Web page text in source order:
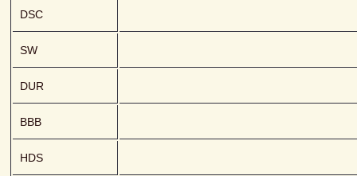
DSC
SW
DUR
BBB
HDS